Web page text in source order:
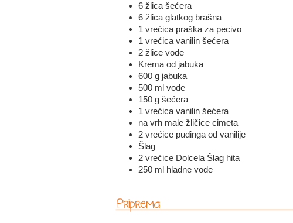
6 žlica šećera
6 žlica glatkog brašna
1 vrećica praška za pecivo
1 vrećica vanilin šećera
2 žlice vode
Krema od jabuka
600 g jabuka
500 ml vode
150 g šećera
1 vrećica vanilin šećera
na vrh male žličice cimeta
2 vrećice pudinga od vanilije
Šlag
2 vrećice Dolcela Šlag hita
250 ml hladne vode